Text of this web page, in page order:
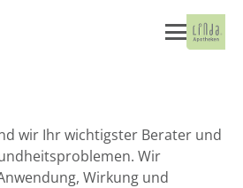
wir Ihr wichtigster Berater und
Wir
Wirkung und